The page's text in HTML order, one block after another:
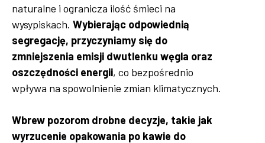
naturalne i ogranicza ilość śmieci na
wysypiskach. Wybierając odpowiednią
segregację, przyczyniamy się do
zmniejszenia emisji dwutlenku węgla oraz
oszczędności energii, co bezpośrednio
wpływa na spowolnienie zmian klimatycznych.
Wbrew pozorom drobne decyzje, takie jak
wyrzucenie opakowania po kawie do